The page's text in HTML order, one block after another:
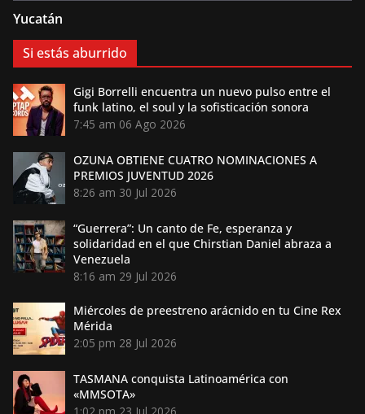
Yucatán
Si estás aburrido
Gigi Borrelli encuentra un nuevo pulso entre el
funk latino, el soul y la sofisticación sonora
7:45 am 06 Ago 2026
OZUNA OBTIENE CUATRO NOMINACIONES A
PREMIOS JUVENTUD 2026
8:26 am 30 Jul 2026
“Guerrera”: Un canto de Fe, esperanza y
solidaridad en el que Chirstian Daniel abraza a
Venezuela
8:16 am 29 Jul 2026
Miércoles de preestreno arácnido en tu Cine Rex
Mérida
2:05 pm 28 Jul 2026
TASMANA conquista Latinoamérica con
«MMSOTA»